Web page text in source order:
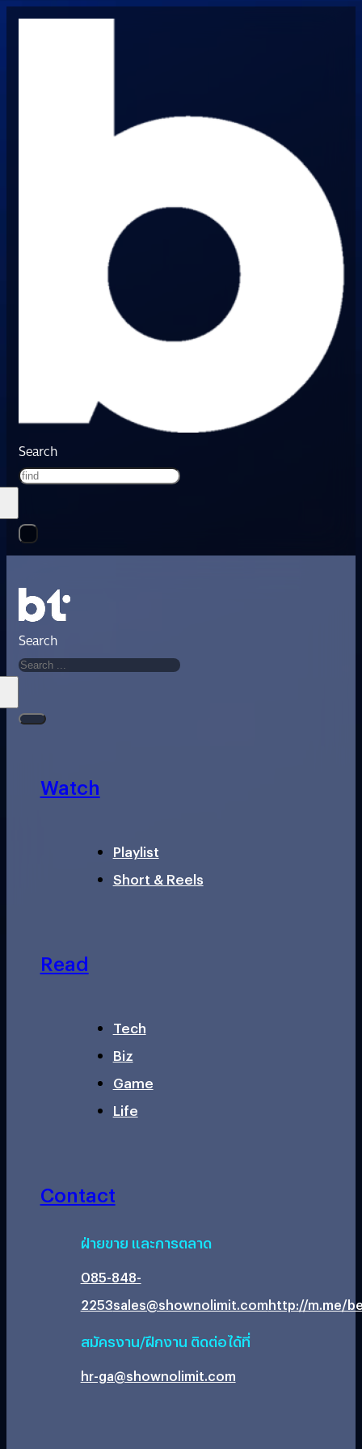
Search
Search
Watch
Playlist
Short & Reels
Read
Tech
Biz
Game
Life
Contact
ฝ่ายขาย และการตลาด
085-848-
2253sales@shownolimit.comhttp://m.me/
สมัครงาน/ฝึกงาน ติดต่อได้ที่
hr-ga@shownolimit.com